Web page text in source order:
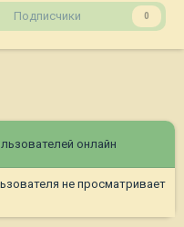
Подписчики 0
онлайн
не просматривает